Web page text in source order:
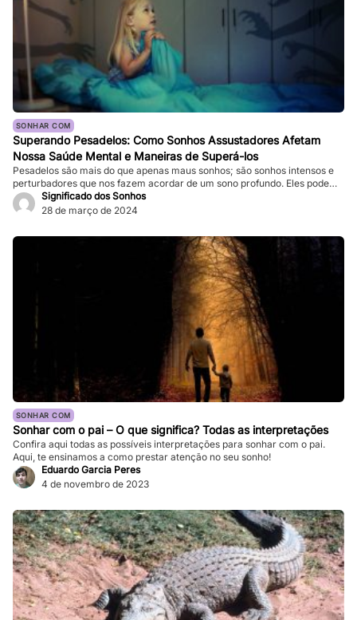
SONHAR COM
Superando Pesadelos: Como Sonhos Assustadores Afetam
Nossa Saúde Mental e Maneiras de Superá-los
Pesadelos são mais do que apenas maus sonhos; são sonhos intensos e
perturbadores que nos fazem acordar de um sono profundo. Eles podem
ser tão vívidos e assustadores que fazem nosso coração bater forte, e a
sensação de medo persiste mesmo depois de acordarmos. Enquanto
impactar significativamente nossa […]
Significado dos Sonhos
28 de março de 2024
SONHAR COM
Sonhar com o pai – O que significa? Todas as interpretações
Confira aqui todas as possíveis interpretações para sonhar com o pai.
Aqui, te ensinamos a como prestar atenção no seu sonho!
Eduardo Garcia Peres
4 de novembro de 2023